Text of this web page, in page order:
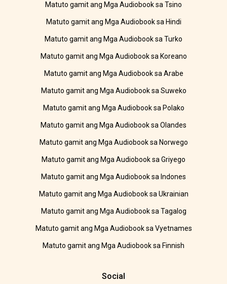
Matuto gamit ang Mga Audiobook sa Tsino
Matuto gamit ang Mga Audiobook sa Hindi
Matuto gamit ang Mga Audiobook sa Turko
Matuto gamit ang Mga Audiobook sa Koreano
Matuto gamit ang Mga Audiobook sa Arabe
Matuto gamit ang Mga Audiobook sa Suweko
Matuto gamit ang Mga Audiobook sa Polako
Matuto gamit ang Mga Audiobook sa Olandes
Matuto gamit ang Mga Audiobook sa Norwego
Matuto gamit ang Mga Audiobook sa Griyego
Matuto gamit ang Mga Audiobook sa Indones
Matuto gamit ang Mga Audiobook sa Ukrainian
Matuto gamit ang Mga Audiobook sa Tagalog
Matuto gamit ang Mga Audiobook sa Vyetnames
Matuto gamit ang Mga Audiobook sa Finnish
Social